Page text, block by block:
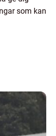
som kan